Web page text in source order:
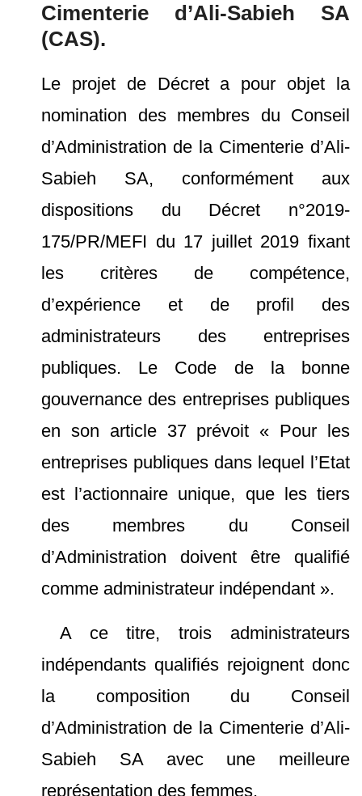
Cimenterie d’Ali-Sabieh SA
(CAS).
Le projet de Décret a pour objet la
nomination des membres du Conseil
d’Administration de la Cimenterie d’Ali-
Sabieh SA, conformément aux
dispositions du Décret n°2019-
175/PR/MEFI du 17 juillet 2019 fixant
les critères de compétence,
d’expérience et de profil des
administrateurs des entreprises
publiques. Le Code de la bonne
gouvernance des entreprises publiques
en son article 37 prévoit « Pour les
entreprises publiques dans lequel l’Etat
est l’actionnaire unique, que les tiers
des membres du Conseil
d’Administration doivent être qualifié
comme administrateur indépendant ».
A ce titre, trois administrateurs
indépendants qualifiés rejoignent donc
la composition du Conseil
d’Administration de la Cimenterie d’Ali-
Sabieh SA avec une meilleure
représentation des femmes.